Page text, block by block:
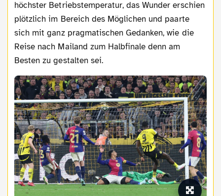
höchster Betriebstemperatur, das Wunder erschien
plötzlich im Bereich des Möglichen und paarte
sich mit ganz pragmatischen Gedanken, wie die
Reise nach Mailand zum Halbfinale denn am
Besten zu gestalten sei.